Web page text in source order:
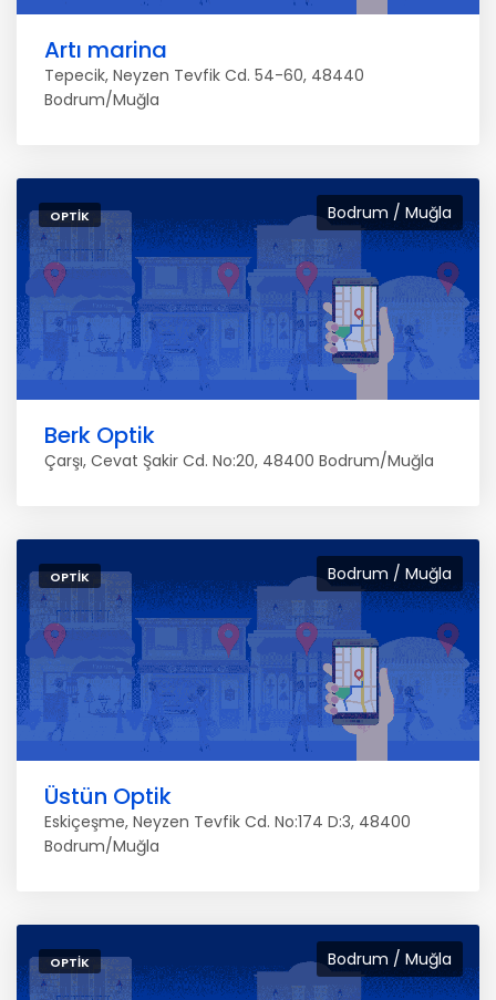
Artı marina
Tepecik, Neyzen Tevfik Cd. 54-60, 48440
Bodrum/Muğla
Bodrum / Muğla
OPTIK
Berk Optik
Çarşı, Cevat Şakir Cd. No:20, 48400 Bodrum/Muğla
Bodrum / Muğla
OPTIK
Üstün Optik
Eskiçeşme, Neyzen Tevfik Cd. No:174 D:3, 48400
Bodrum/Muğla
Bodrum / Muğla
OPTIK